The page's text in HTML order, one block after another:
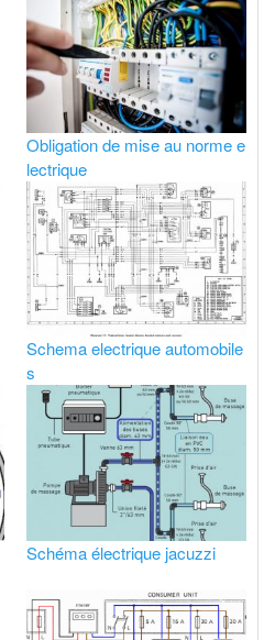
Obligation de mise au norme e
lectrique
Schema electrique automobile
s
Schéma électrique jacuzzi